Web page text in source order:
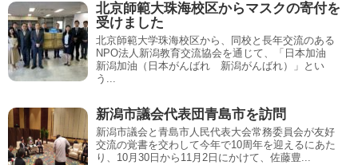
北京師範大珠海校区からマスクの寄付を
受けました
北京師範大学珠海校区から、同校と長年交流のある
NPO法人新潟教育交流協会を通じて、「日本加油
新潟加油（日本がんばれ 新潟がんばれ）」とい
う...
新潟市議会代表団青島市を訪問
新潟市議会と青島市人民代表大会常務委員会が友好
交流の覚書を交わして今年で10周年を迎えるにあた
り、10月30日から11月2日にかけて、佐藤豊...